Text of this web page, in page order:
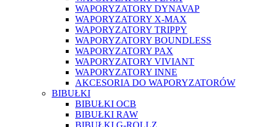
WAPORYZATORY DYNAVAP
WAPORYZATORY X-MAX
WAPORYZATORY TRIPPY
WAPORYZATORY BOUNDLESS
WAPORYZATORY PAX
WAPORYZATORY VIVIANT
WAPORYZATORY INNE
AKCESORIA DO WAPORYZATORÓW
BIBUŁKI
BIBUŁKI OCB
BIBUŁKI RAW
BIBUŁKI G-ROLLZ